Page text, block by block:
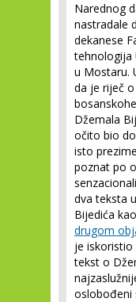
Narednog
nastradale
dekanese
tehnologija
u Mostaru.
da je riječ
Džemala
očito bio
isto
poznat po
dva teksta
Bijedića
drugom
je
tekst o
oslobođeni